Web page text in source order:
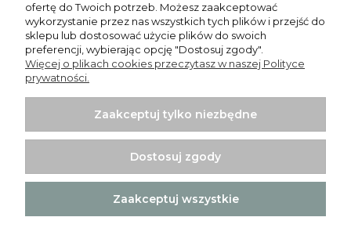
Pomoc
Moje konto
Płatności i dostawa
O nas
ofertę do Twoich potrzeb. Możesz zaakceptować
wykorzystanie przez nas wszystkich tych plików i przejść do
sklepu lub dostosować użycie plików do swoich
preferencji, wybierając opcję "Dostosuj zgody".
Więcej o plikach cookies przeczytasz w naszej Polityce
prywatności.
Zaakceptuj tylko niezbędne
Dostosuj zgody
Zaakceptuj wszystkie